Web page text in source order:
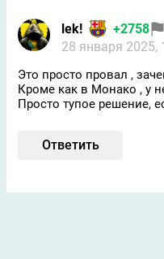
lek!
+2758
28 января 2025,
Это просто провал ,
Кроме как в Монако , у
Просто тупое решение,
Ответить